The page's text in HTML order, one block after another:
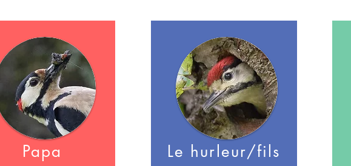
Papa Le hurleur/fils